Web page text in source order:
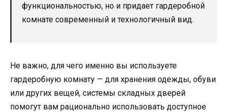
функциональностью, но и придает гардеробной
комнате современный и технологичный вид.
Не важно, для чего именно вы используете
гардеробную комнату — для хранения одежды, обуви
или других вещей, системы складных дверей
помогут вам рационально использовать доступное